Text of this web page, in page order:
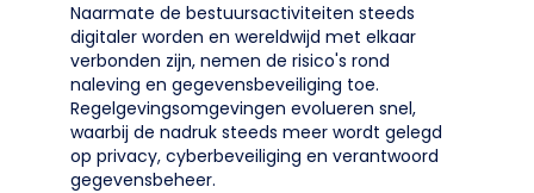
Naarmate de bestuursactiviteiten steeds
digitaler worden en wereldwijd met elkaar
verbonden zijn, nemen de risico's rond
naleving en gegevensbeveiliging toe.
Regelgevingsomgevingen evolueren snel,
waarbij de nadruk steeds meer wordt gelegd
op privacy, cyberbeveiliging en verantwoord
gegevensbeheer.